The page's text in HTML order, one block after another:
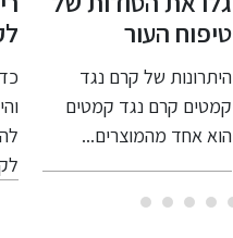
לקוסמטיקאיות –
הפתרון המושלם
לעסק שלך
כדי להבטיח את הנוחות
והיעילות בעבודה, חשוב
להשקיע בריהוט